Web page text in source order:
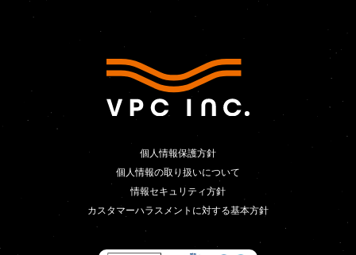
個人情報保護方針
個人情報保護方針
個人情報の取り扱いについて
個人情報の取り扱いについて
情報セキュリティ方針
情報セキュリティ方針
カスタマーハラスメントに対する基本方針